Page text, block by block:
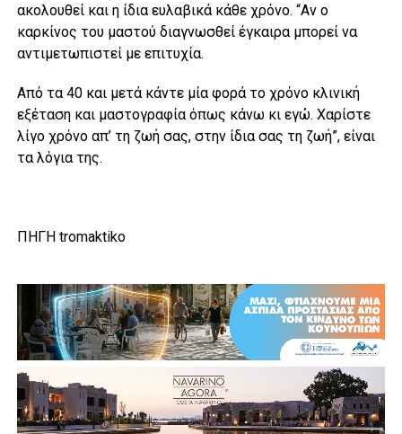
ακολουθεί και η ίδια ευλαβικά κάθε χρόνο. “Αν ο
καρκίνος του μαστού διαγνωσθεί έγκαιρα μπορεί να
αντιμετωπιστεί με επιτυχία.
Από τα 40 και μετά κάντε μία φορά το χρόνο κλινική
εξέταση και μαστογραφία όπως κάνω κι εγώ. Χαρίστε
λίγο χρόνο απ’ τη ζωή σας, στην ίδια σας τη ζωή”, είναι
τα λόγια της.
ΠΗΓΗ tromaktiko